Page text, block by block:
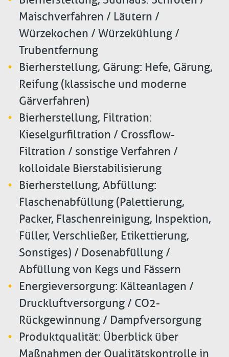
Maischverfahren / Läutern /
Würzekochen / Würzekühlung /
Trubentfernung
Bierherstellung, Gärung: Hefe, Gärung,
Reifung (klassische und moderne
Gärverfahren)
Bierherstellung, Filtration:
Kieselgurfiltration / Crossflow-
Filtration / sonstige Verfahren /
kolloidale Bierstabilisierung
Bierherstellung, Abfüllung:
Flaschenabfüllung (Palettierung,
Packer, Flaschenreinigung, Inspektion,
Füller, Verschließer, Etikettierung,
Sonstiges) / Dosenabfüllung /
Abfüllung von Kegs und Fässern
Energieversorgung: Kälteanlagen /
Druckluftversorgung / CO2-
Rückgewinnung / Dampfversorgung
Produktqualität: Überblick über
Maßnahmen der Qualitätskontrolle in